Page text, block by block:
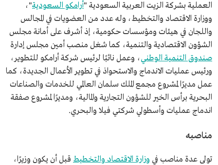
العملية بشركة الزيت العربية السعودية "أرامكو السعودية"،
ووزارة الاقتصاد والتخطيط، وله عدد من العضويات في المجالس
واللجان في هيئات ومؤسسات حكومية، إذ أشرف على أمانة مجلس
الشؤون الاقتصادية والتنمية، كما شغل منصب أمين مجلس إدارة
صندوق التنمية الوطني، وعمل نائبًا لرئيس شركة أرامكو للتطوير،
ورئيس عمليات الاندماج والاستحواذ في تطوير الأعمال الجديدة، كما
عمل مديرًا لمشروع مجمع الملك سلمان العالمي للخدمات والصناعات
البحرية برأس الخير للشؤون التجارية والمالية، ومديرًا لمشروع صفقة
اندماج عمليات وأسطولي شركتي فيلا والبحري.
مناصبه
تولى عدة مناصب في وزارة الاقتصاد والتخطيط قبل أن يكون وزيرًا،